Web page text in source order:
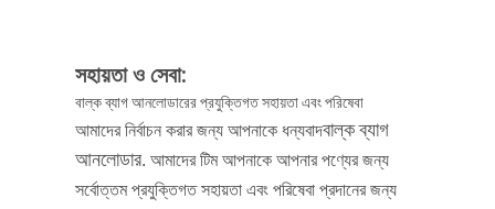
সহায়তা ও সেবা:
বাল্ক ব্যাগ আনলোডারের প্রযুক্তিগত সহায়তা এবং পরিষেবা
আমাদের নির্বাচন করার জন্য আপনাকে ধন্যবাদবাল্ক ব্যাগ
আনলোডার. আমাদের টিম আপনাকে আপনার পণ্যের জন্য
সর্বোত্তম প্রযুক্তিগত সহায়তা এবং পরিষেবা প্রদানের জন্য